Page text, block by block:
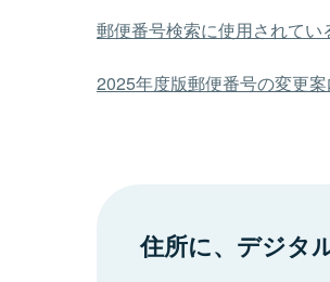
郵便番号検索に使用されてい
2025年度版郵便番号の変更
住所に、デジタ